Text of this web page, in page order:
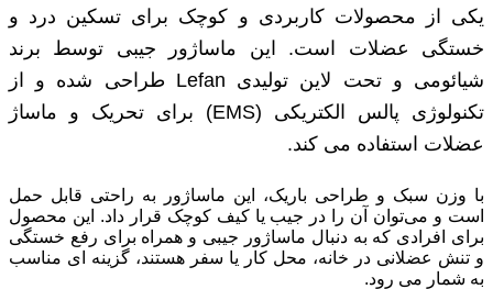
یکی از محصولات کاربردی و کوچک برای تسکین درد و
خستگی عضلات است. این ماساژور جیبی توسط برند
شیائومی و تحت لاین تولیدی Lefan طراحی شده و از
تکنولوژی پالس الکتریکی (EMS) برای تحریک و ماساژ
عضلات استفاده می ‌کند.
با وزن سبک و طراحی باریک، این ماساژور به راحتی قابل حمل
است و می‌توان آن را در جیب یا کیف کوچک قرار داد. این محصول
برای افرادی که به دنبال ماساژور جیبی و همراه برای رفع خستگی
و تنش عضلانی در خانه، محل کار یا سفر هستند، گزینه ‌ای مناسب
به شمار می ‌رود.